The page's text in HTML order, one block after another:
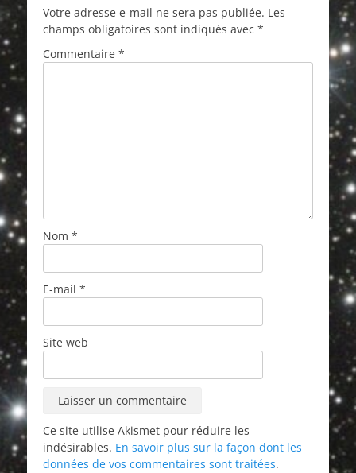
Votre adresse e-mail ne sera pas publiée. Les
champs obligatoires sont indiqués avec *
Commentaire *
Nom *
E-mail *
Site web
Ce site utilise Akismet pour réduire les
indésirables. En savoir plus sur la façon dont les
données de vos commentaires sont traitées.